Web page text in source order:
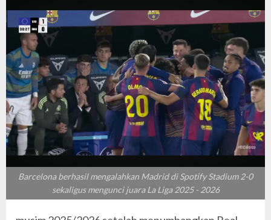
Barcelona berhasil mengalahkan Madrid di Spotify Stadium 2-0
sekaligus mengunci juara La Liga 2025 - 2026